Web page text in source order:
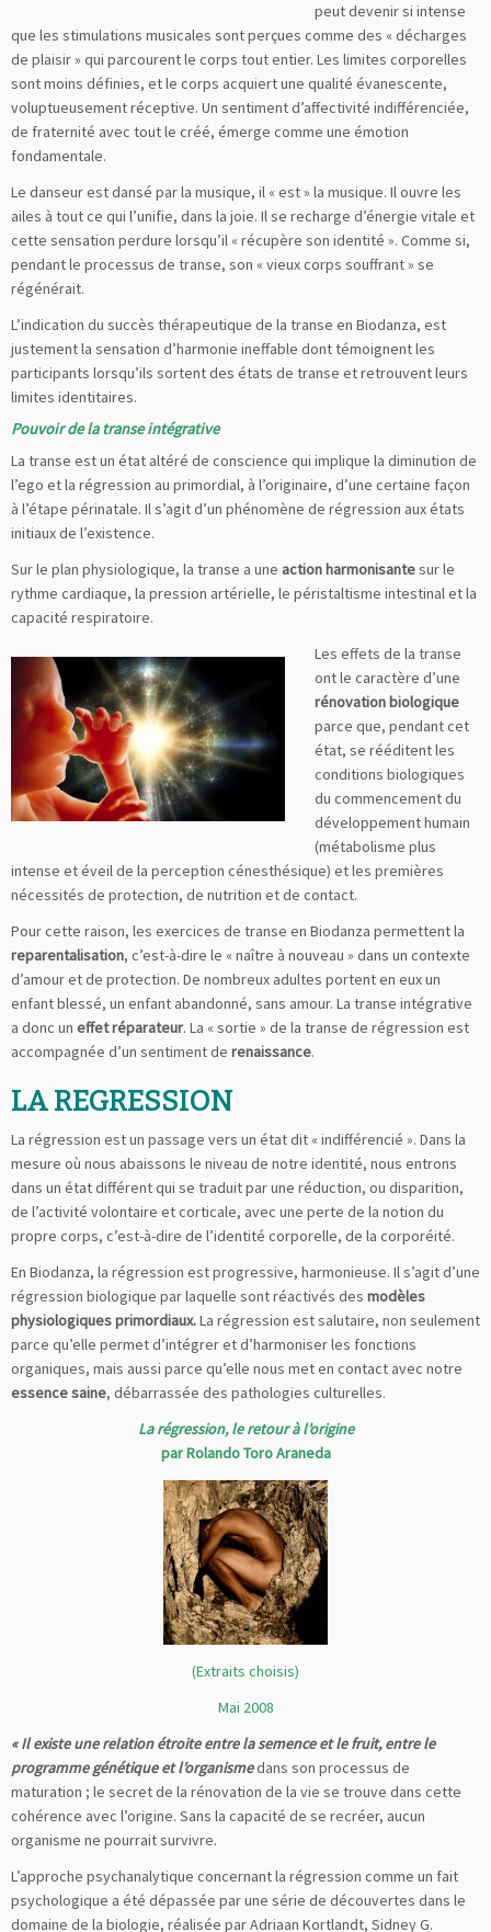
peut devenir si intense
que les stimulations musicales sont perçues comme des « décharges
de plaisir » qui parcourent le corps tout entier. Les limites corporelles
sont moins définies, et le corps acquiert une qualité évanescente,
voluptueusement réceptive. Un sentiment d’affectivité indifférenciée,
de fraternité avec tout le créé, émerge comme une émotion
fondamentale.
Le danseur est dansé par la musique, il « est » la musique. Il ouvre les
ailes à tout ce qui l’unifie, dans la joie. Il se recharge d’énergie vitale et
cette sensation perdure lorsqu’il « récupère son identité ». Comme si,
pendant le processus de transe, son « vieux corps souffrant » se
régénérait.
L’indication du succès thérapeutique de la transe en Biodanza, est
justement la sensation d’harmonie ineffable dont témoignent les
participants lorsqu’ils sortent des états de transe et retrouvent leurs
limites identitaires.
Pouvoir de la transe intégrative
La transe est un état altéré de conscience qui implique la diminution de
l’ego et la régression au primordial, à l’originaire, d’une certaine façon
à l’étape périnatale. Il s’agit d’un phénomène de régression aux états
initiaux de l’existence.
Sur le plan physiologique, la transe a une action harmonisantesur le
rythme cardiaque, la pression artérielle, le péristaltisme intestinal et la
capacité respiratoire.
Les effets de la transe
ont le caractère d’une
rénovation biologique
parce que, pendant cet
état, se rééditent les
conditions biologiques
du commencement du
développement humain
(métabolisme plus
intense et éveil de la perception cénesthésique) et les premières
nécessités de protection, de nutrition et de contact.
Pour cette raison, les exercices de transe en Biodanza permettent la
reparentalisation, c’est-à-dire le « naître à nouveau » dans un contexte
d’amour et de protection. De nombreux adultes portent en eux un
enfant blessé, un enfant abandonné, sans amour. La transe intégrative
a donc un effet réparateur. La « sortie » de la transe de régression est
accompagnée d’un sentiment de renaissance.
LA REGRESSION
La régression est un passage vers un état dit « indifférencié ». Dans la
mesure où nous abaissons le niveau de notre identité, nous entrons
dans un état différent qui se traduit par une réduction, ou disparition,
de l’activité volontaire et corticale, avec une perte de la notion du
propre corps, c’est-à-dire de l’identité corporelle, de la corporéité.
En Biodanza, la régression est progressive, harmonieuse. Il s’agit d’une
régression biologique par laquelle sont réactivés des modèles
physiologiques primordiaux.La régression est salutaire, non seulement
parce qu’elle permet d’intégrer et d’harmoniser les fonctions
organiques, mais aussi parce qu’elle nous met en contact avec notre
essence saine, débarrassée des pathologies culturelles.
La régression, le retour à l’origine
par Rolando Toro Araneda
(Extraits choisis)
Mai 2008
« Il existe une relation étroite entre la semence et le fruit, entre le
programme génétique et l’organismedans son processus de
maturation ; le secret de la rénovation de la vie se trouve dans cette
cohérence avec l’origine. Sans la capacité de se recréer, aucun
organisme ne pourrait survivre.
L’approche psychanalytique concernant la régression comme un fait
psychologique a été dépassée par une série de découvertes dans le
domaine de la biologie, réalisée par Adriaan Kortlandt, Sidney G.